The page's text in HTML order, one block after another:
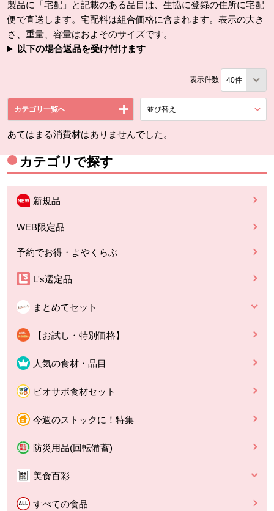
製品に「宅配」と記載のある品目は、生協に登録の住所に宅配
便で直送します。宅配料は組合価格に含まれます。表示の大き
さ、重量、容量はおよそのサイズです。
以下の場合返品を受け付けます
表示件数
カテゴリ一覧へ 並び替え
あてはまる消費材はありませんでした。
カテゴリで探す
新規品
WEB限定品
予約でお得・よやくらぶ
L's選定品
まとめてセット
【お試し・特別価格】
人気の食材・品目
ビオサポ食材セット
今週のストックに！特集
防災用品(回転備蓄)
美食百彩
すべての食品